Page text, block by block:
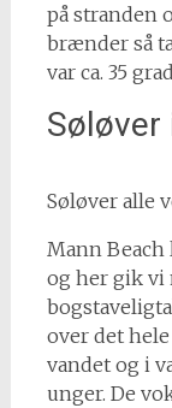
på stranden
brænder så
var ca. 35
Søløver alle
Mann
og her gik vi
over det
vandet og i
unger. De